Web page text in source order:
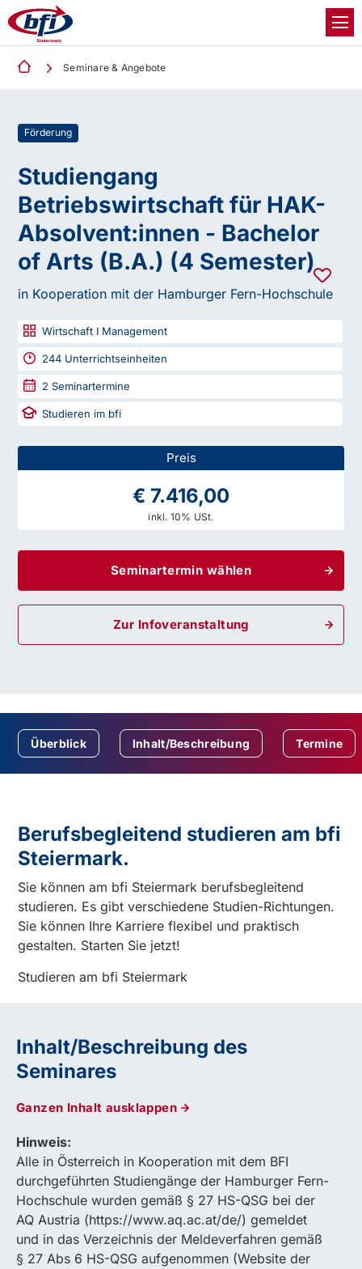
Seminare & Angebote
Förderung
Studiengang
Betriebswirtschaft für HAK-
Absolvent:innen - Bachelor
of Arts (B.A.) (4 Semester)
in Kooperation mit der Hamburger Fern-Hochschule
Wirtschaft I Management
244 Unterrichtseinheiten
2 Seminartermine
Studieren im bfi
Preis
€ 7.416,00
inkl. 10% USt.
Seminartermin wählen
Zur Infoveranstaltung
Überblick Inhalt/Beschreibung Termine
Berufsbegleitend studieren am bfi
Steiermark.
Sie können am bfi Steiermark berufsbegleitend
studieren. Es gibt verschiedene Studien-Richtungen.
Sie können Ihre Karriere flexibel und praktisch
gestalten. Starten Sie jetzt!
Studieren am bfi Steiermark
Inhalt/Beschreibung des
Seminares
Ganzen Inhalt ausklappen
Hinweis:
Alle in Österreich in Kooperation mit dem BFI
durchgeführten Studiengänge der Hamburger Fern-
Hochschule wurden gemäß § 27 HS-QSG bei der
AQ Austria (https://www.aq.ac.at/de/) gemeldet
und in das Verzeichnis der Meldeverfahren gemäß
§ 27 Abs 6 HS-QSG aufgenommen (Website der